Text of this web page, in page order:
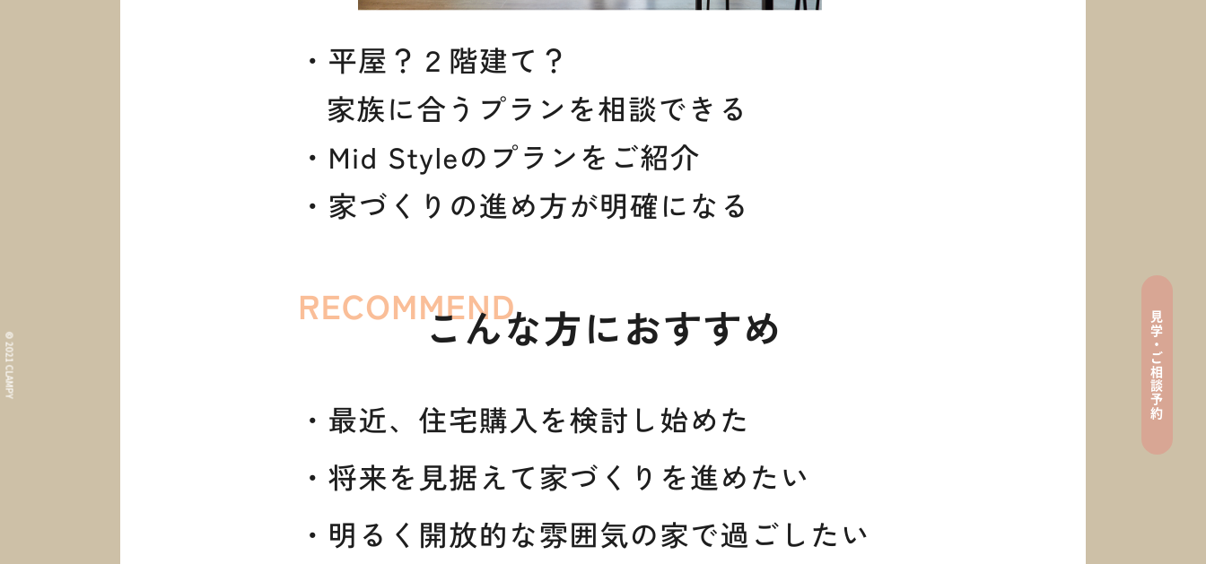
見
学
・
ご
相
談
予
約
What is CLAMPY
コンセプト
Information
施工事例
About
First Step
After Maintenance
保証とメンテナンス
Blog
© 2021 CLAMPY